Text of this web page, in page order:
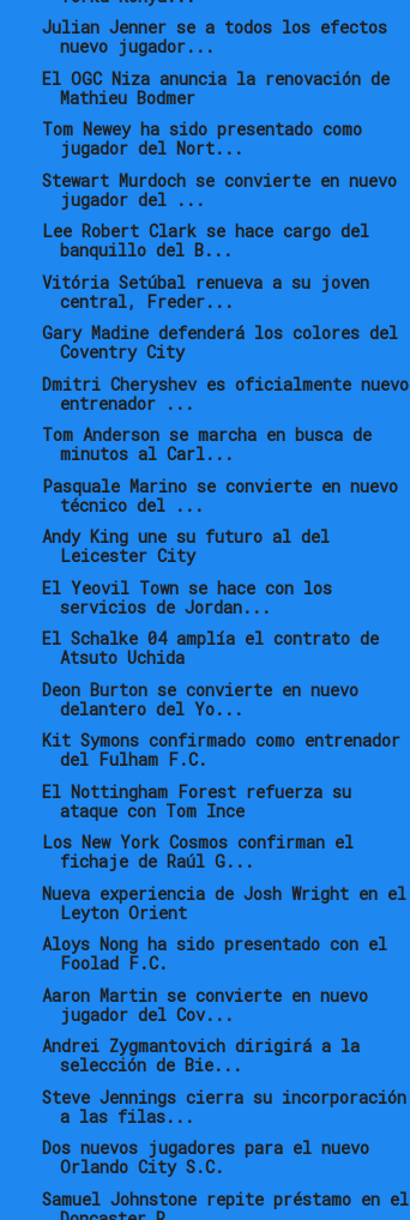
Julian Jenner se a todos los efectos
nuevo jugador...
El OGC Niza anuncia la renovación de
Mathieu Bodmer
Tom Newey ha sido presentado como
jugador del Nort...
Stewart Murdoch se convierte en nuevo
jugador del ...
Lee Robert Clark se hace cargo del
banquillo del B...
Vitória Setúbal renueva a su joven
central, Freder...
Gary Madine defenderá los colores del
Coventry City
Dmitri Cheryshev es oficialmente nuevo
entrenador ...
Tom Anderson se marcha en busca de
minutos al Carl...
Pasquale Marino se convierte en nuevo
técnico del ...
Andy King une su futuro al del
Leicester City
El Yeovil Town se hace con los
servicios de Jordan...
El Schalke 04 amplía el contrato de
Atsuto Uchida
Deon Burton se convierte en nuevo
delantero del Yo...
Kit Symons confirmado como entrenador
del Fulham F.C.
El Nottingham Forest refuerza su
ataque con Tom Ince
Los New York Cosmos confirman el
fichaje de Raúl G...
Nueva experiencia de Josh Wright en el
Leyton Orient
Aloys Nong ha sido presentado con el
Foolad F.C.
Aaron Martin se convierte en nuevo
jugador del Cov...
Andrei Zygmantovich dirigirá a la
selección de Bie...
Steve Jennings cierra su incorporación
a las filas...
Dos nuevos jugadores para el nuevo
Orlando City S.C.
Samuel Johnstone repite préstamo en el